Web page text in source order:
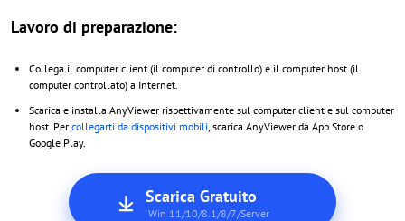
Lavoro di preparazione:
Collega il computer client (il computer di controllo) e il computer host (il
computer controllato) a Internet.
Scarica e installa AnyViewer rispettivamente sul computer client e sul computer
host. Per collegarti da dispositivi mobili, scarica AnyViewer da App Store o
Google Play.
Scarica Gratuito
Win 11/10/8.1/8/7/Server